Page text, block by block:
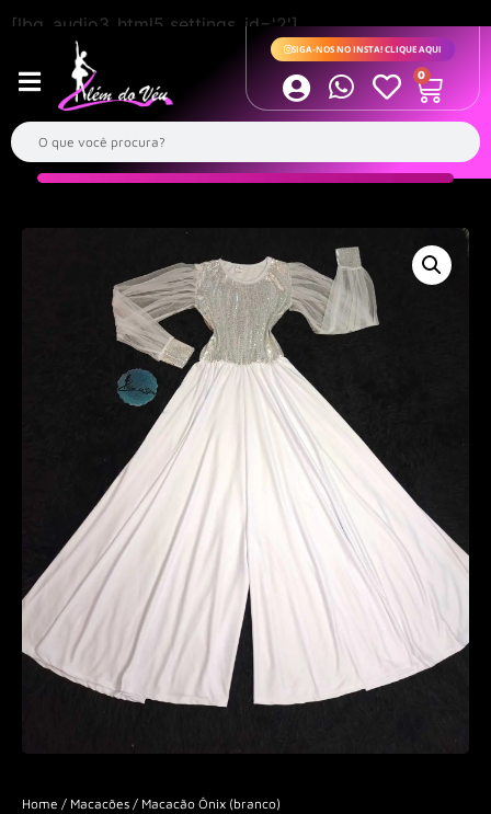
[lbg_audio3_html5 settings_id='2']
SIGA-NOS NO INSTA! CLIQUE AQUI
0
Home / Macacões / Macacão Ônix (branco)